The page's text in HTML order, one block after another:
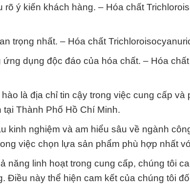
ý kiến khách hàng. – Hóa chất
trọng nhất. – Hóa chất
dụng độc đáo của hóa chất. – Hóa
là địa chỉ tin cậy trong việc cung cấp và
Thành Phố Hồ Chí Minh.
kinh nghiệm và am hiểu sâu về ngành
việc chọn lựa sản phẩm phù hợp nhất
năng linh hoạt trong cung cấp, chúng tôi
Điều này thể hiện cam kết của chúng tôi